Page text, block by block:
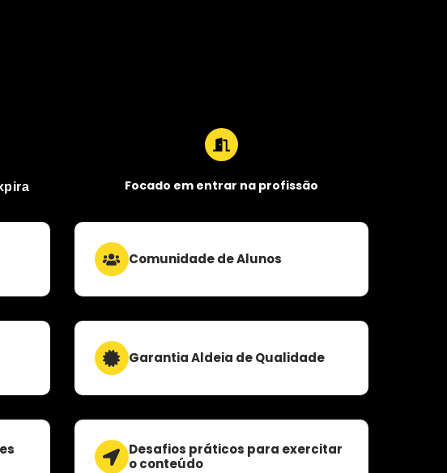
Focado em entrar na profissão
Comunidade de Alunos
Garantia Aldeia de Qualidade
Desafios práticos para exercitar
o conteúdo